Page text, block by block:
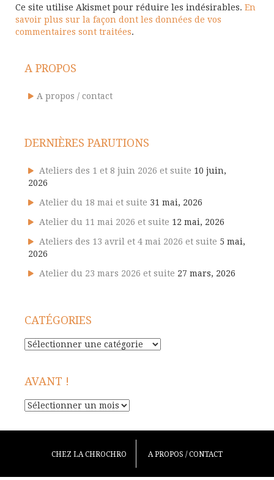
Ce site utilise Akismet pour réduire les indésirables. En
savoir plus sur la façon dont les données de vos
commentaires sont traitées.
A PROPOS
A propos / contact
DERNIÈRES PARUTIONS
Ateliers des 1 et 8 juin 2026 et suite 10 juin,
2026
Atelier du 18 mai et suite 31 mai, 2026
Atelier du 11 mai 2026 et suite 12 mai, 2026
Ateliers des 13 avril et 4 mai 2026 et suite 5 mai,
2026
Atelier du 23 mars 2026 et suite 27 mars, 2026
CATÉGORIES
Catégories
AVANT !
Avant
CHEZ LA CHROCHRO A PROPOS / CONTACT